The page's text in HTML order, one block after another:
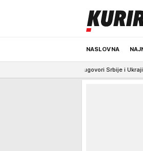
NASLOVNA
ODRŽIVA
važni ugovori Srbije i Ukrajine (FOTO)